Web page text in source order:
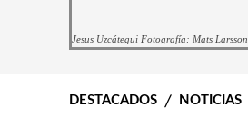
Jesus Uzcátegui Fotografía: Mats Larsson
DESTACADOS NOTICIAS